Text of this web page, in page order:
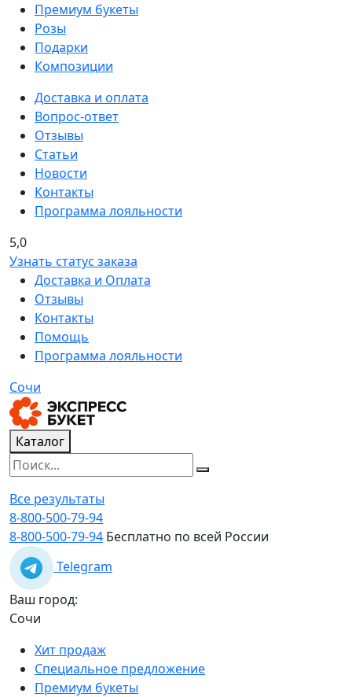
Премиум букеты
Розы
Подарки
Композиции
Доставка и оплата
Вопрос-ответ
Отзывы
Статьи
Новости
Контакты
Программа лояльности
5,0
Узнать статус заказа
Доставка и Оплата
Отзывы
Контакты
Помощь
Программа лояльности
Сочи
Каталог
Все результаты
8-800-500-79-94
8-800-500-79-94 Бесплатно по всей России
Telegram
Ваш город:
Сочи
Хит продаж
Специальное предложение
Премиум букеты